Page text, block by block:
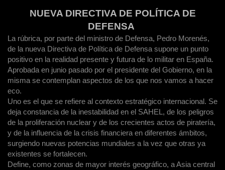
"DESACTIVADORES"
de la Guardia Nacional
Republican Portuguesa
- Desfile en Madrid del
12 de Octubre -
Pistola GLOCK. Un
diseño que a muchos
gusta ... y a pocos no -
War II & Korea .
NUEVA DIRECTIVA DE POLÍTICA DE
DEFENSA
La rúbrica, por parte del ministro de Defensa, Pedro Morenés,
de la nueva Directiva de Política de Defensa supone un punto
positivo en la realidad presente y futura de lo militar en España.
Aprobada en junio pasado por el presidente del Gobierno, en la
misma se contemplan aspectos de los que nos vamos a hacer
eco.
Uno es el que se refiere al contexto estratégico internacional. Se
deja constancia de la inestabilidad en el SAHEL, de los peligros
de la proliferación nuclear y de los crecientes actos de piratería,
y de la influencia de la crisis financiera en diferentes ámbitos,
surgiendo nuevas potencias mundiales a la vez que otras ya
existentes se fortalecen.
Define, como zonas de mayor interés geográfico, a Asia central